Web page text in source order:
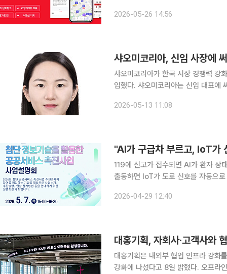
HDC랩스의 부동산114는 신규 플랫
2026-05-26 14:56
샤오미코리아, 신임 사장에
샤오미코리아가 한국 시장 경쟁력 강
임했다. 샤오미코리아는 신임 대표에 써머 펑 사장을 선임했다고 13일 밝혔다. 써머 펑 신임 사장은
가다. 샤오미 주요 시장에서 사업 성
2026-05-13 11:08
"AI가 구급차 부르고, IoT
119에 신고가 접수되면 AI가 환자 상
출동하면 IoT가 도로 신호를 자동으
물인터넷(IoT) 등 첨단기술을 공공서
2026-04-29 12:40
대홍기획, 자회사·고객사와
대홍기획은 내외부 협업 인프라 강화
강화에 나섰다고 8일 밝혔다. 오프라인 협업 공간을 통해 디지털·미디어 전문 자회사 스푼